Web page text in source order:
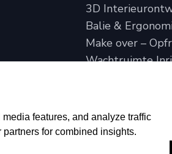
3D
Balie &
Make over –
Wachtruimte
features, and analyze traffic
for combined insights.